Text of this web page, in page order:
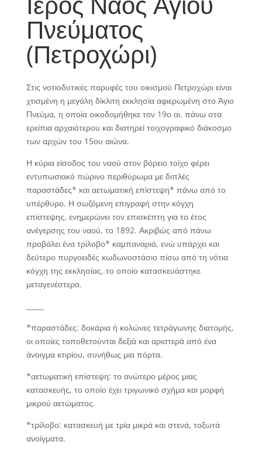
Πνεύματος
(Πετροχώρι)
Στις νοτιοδυτικές παρυφές του οικισμού Πετροχώρι είναι
χτισμένη η μεγάλη δίκλιτη εκκλησία αφιερωμένη στο Άγιο
Πνεύμα, η οποία οικοδομήθηκε τον 19ο αι. πάνω στα
ερείπια αρχαιότερου και διατηρεί τοιχογραφικό διάκοσμο
των αρχών του 15ου αιώνα.
Η κύρια είσοδος του ναού στον βόρειο τοίχο φέρει
εντυπωσιακό πώρινο περιθύρωμα με διπλές
παραστάδες* και αετωματική επίστεψη* πάνω από το
υπέρθυρο. Η σωζόμενη επιγραφή στην κόγχη
επίστεψης, ενημερώνει τον επισκέπτη για το έτος
ανέγερσης του ναού, το 1892. Ακριβώς από πάνω
προβάλει ένα τρίλοβο* καμπαναριό, ενώ υπάρχει και
δεύτερο πυργοειδές κωδωνοστάσιο πίσω από τη νότια
κόγχη της εκκλησίας, το οποίο κατασκευάστηκε
μεταγενέστερα.
*παραστάδες: δοκάρια ή κολώνες τετράγωνης διατομής,
οι οποίες τοποθετούνται δεξιά και αριστερά από ένα
άνοιγμα κτιρίου, συνήθως μια πόρτα.
*αετωματική επίστεψη: το ανώτερο μέρος μιας
κατασκευής, το οποίο έχει τριγωνικό σχήμα και μορφή
μικρού αετώματος.
*τρίλοβο: κατασκευή με τρία μικρά και στενά, τοξωτά
ανοίγματα.